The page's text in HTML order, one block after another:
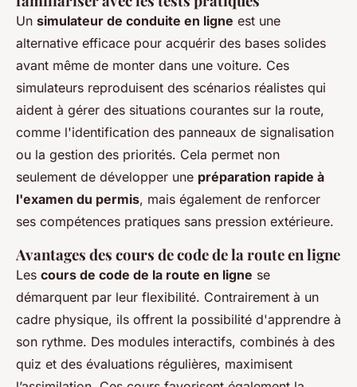
Un simulateur de conduite en ligne est une
alternative efficace pour acquérir des bases solides
avant même de monter dans une voiture. Ces
simulateurs reproduisent des scénarios réalistes qui
aident à gérer des situations courantes sur la route,
comme l'identification des panneaux de signalisation
ou la gestion des priorités. Cela permet non
seulement de développer une préparation rapide à
l'examen du permis, mais également de renforcer
ses compétences pratiques sans pression extérieure.
Avantages des cours de code de la route en ligne
Les cours de code de la route en ligne se
démarquent par leur flexibilité. Contrairement à un
cadre physique, ils offrent la possibilité d'apprendre à
son rythme. Des modules interactifs, combinés à des
quiz et des évaluations régulières, maximisent